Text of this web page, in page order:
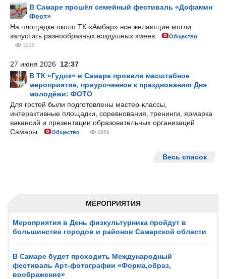
МЕРОПРИЯТИЯ
Мероприятия в День физкультурника пройдут в
большинстве городов и районов Самарской области
В Самаре будет проходить Международный
фестиваль Арт-фотографии «Форма,образ,
воображение»
В Самаре прошёл семейный фестиваль «Дофамин
Фест»
На площадке около ТК «Амбар» все желающие могли
запустить разнообразных воздушных змеев.
Общество
1238
27 июня 2026 12:37
В ТК «Гудок» в Самаре провели масштабное
мероприятие, приуроченное к празднованию Дня
молодёжи: ФОТО
Для гостей были подготовлены мастер-классы,
интерактивные площадки, соревнования, тренинги, ярмарка
вакансий и презентации образовательных организаций
Самары.
Общество 2959
Весь список